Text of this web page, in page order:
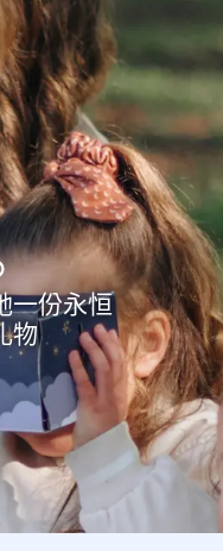
一份永恒
物